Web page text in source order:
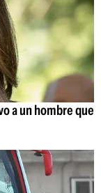
a un hombre que